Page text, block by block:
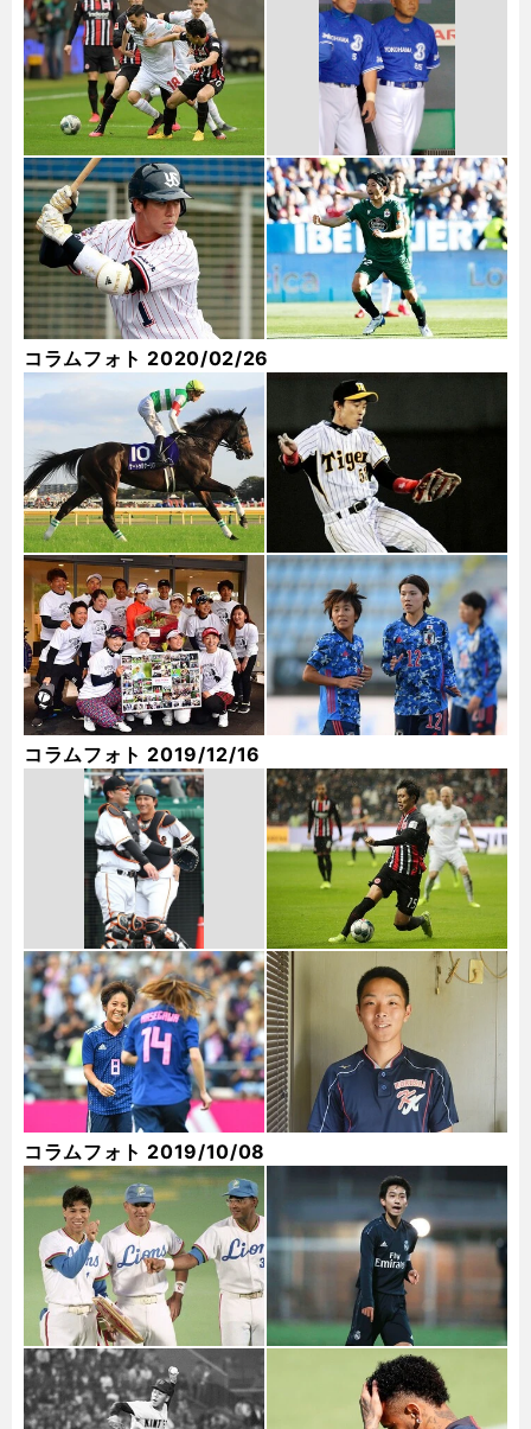
コラムフォト 2020/02/26
コラムフォト 2019/12/16
コラムフォト 2019/10/08